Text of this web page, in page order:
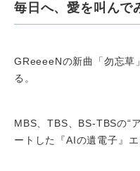
毎日へ、愛を叫んで
GReeeeNの新曲「勿忘草
る。
MBS、TBS、BS-TBSの“
ートした『AIの遺電子』エ